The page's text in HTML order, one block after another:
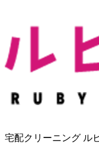
宅配クリーニング ル